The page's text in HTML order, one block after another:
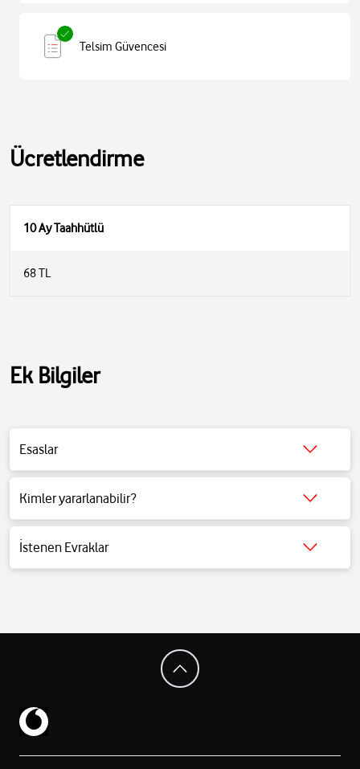
Telsim Güvencesi
Ücretlendirme
10 Ay Taahhütlü
68 TL
Ek Bilgiler
Esaslar
Detaylı bilgi için tıklayınız.
Kimler yararlanabilir?
Detaylı bilgi için tıklayınız.
İstenen Evraklar
Detaylı bilgi için tıklayınız.